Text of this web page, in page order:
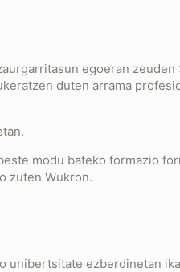
egoeran
duten arrama
modu bateko formazio
zuten Wukron.
ezberdinetan